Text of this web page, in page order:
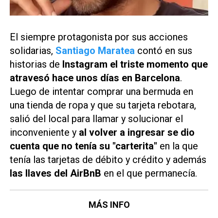
El siempre protagonista por sus acciones
solidarias, Santiago Maratea contó en sus
historias de Instagram el triste momento que
atravesó hace unos días en Barcelona.
Luego de intentar comprar una bermuda en
una tienda de ropa y que su tarjeta rebotara,
salió del local para llamar y solucionar el
inconveniente y al volver a ingresar se dio
cuenta que no tenía su "carterita" en la que
tenía las tarjetas de débito y crédito y además
las llaves del AirBnB en el que permanecía.
MÁS INFO